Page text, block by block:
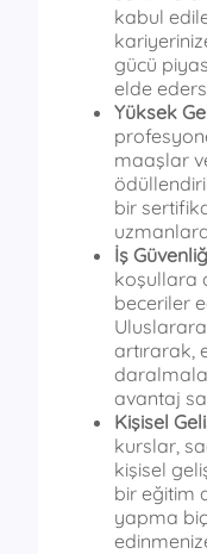
kabul
gücü
elde
Yüksek
maaşlar
bir
İş
koşullara
beceriler
artırarak,
avantaj
Kişisel
kurslar,
kişisel
bir eğitim
yapma